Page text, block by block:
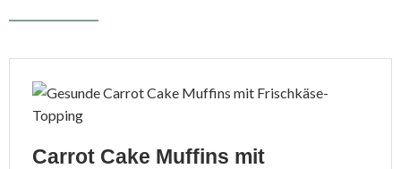
Carrot Cake Muffins mit